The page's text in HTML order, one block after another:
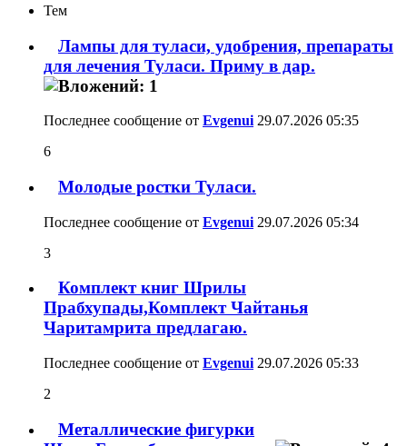
Тем
Лампы для туласи, удобрения, препараты
для лечения Туласи. Приму в дар.
Последнее сообщение от Evgenui 29.07.2026 05:35
6
Молодые ростки Туласи.
Последнее сообщение от Evgenui 29.07.2026 05:34
3
Комплект книг Шрилы
Прабхупады,Комплект Чайтанья
Чаритамрита предлагаю.
Последнее сообщение от Evgenui 29.07.2026 05:33
2
Металлические фигурки